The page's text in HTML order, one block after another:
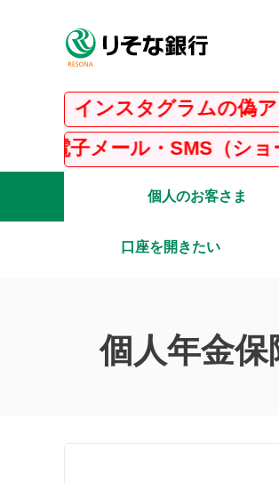
インスタグラムの偽アカウ
メール・SMS（ショートメ
個人のお客さま
口座を開きたい
個人年金